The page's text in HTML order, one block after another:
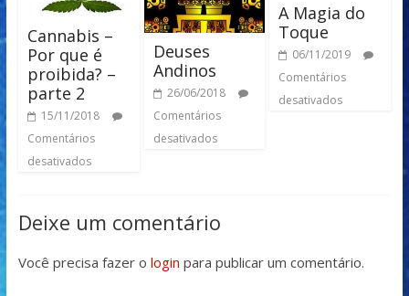
Cannabis –
Por que é
proibida? –
parte 2
15/11/2018
Comentários
desativados
Deuses
Andinos
26/06/2018
Comentários
desativados
A Magia do
Toque
06/11/2019
Comentários
desativados
Deixe um comentário
Você precisa fazer o login para publicar um comentário.